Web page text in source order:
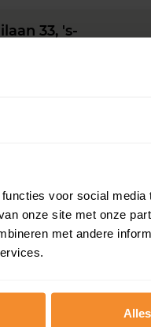
voor social media
onze site met onze
met andere
33, 's-